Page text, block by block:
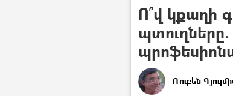
Ո՞վ կքաղի
պտուղները.
Ռուբեն